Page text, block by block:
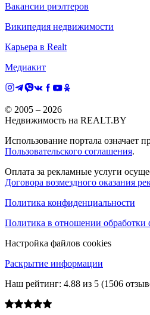
Вакансии риэлтеров
Википедия недвижимости
Карьера в Realt
Медиакит
© 2005 – 2026
Недвижимость на REALT.BY
Использование портала означает
Пользовательского соглашения.
Оплата за рекламные услуги
Договора возмездного оказания
Политика конфиденциальности
Политика в отношении обработки
Настройка файлов cookies
Раскрытие информации
Наш рейтинг: 4.88 из 5 (1506